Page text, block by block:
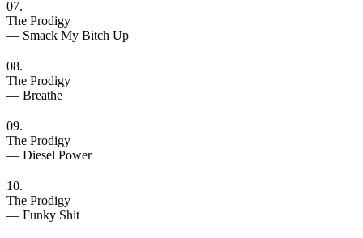
07.
The Prodigy
— Smack My Bitch Up
08.
The Prodigy
— Breathe
09.
The Prodigy
— Diesel Power
10.
The Prodigy
— Funky Shit